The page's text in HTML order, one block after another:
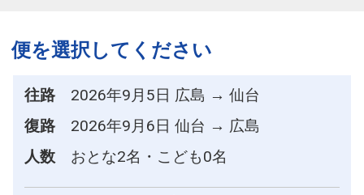
便を選択してください
往路
2026年9月5日 広島 → 仙台
復路
2026年9月6日 仙台 → 広島
人数
おとな2名・こども0名